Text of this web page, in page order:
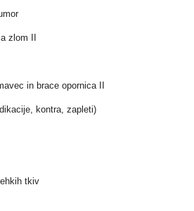
zlom II
in brace opornica II
kontra, zapleti)
tkiv